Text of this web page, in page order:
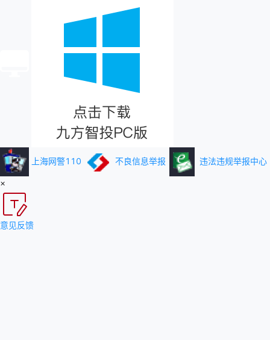
上海网警110 不良信息举报 违法违规举报中心
×
意见反馈